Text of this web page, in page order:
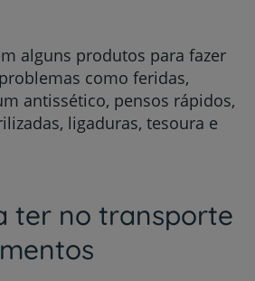
alguns produtos para fazer
como feridas,
antissético, pensos rápidos,
ligaduras, tesoura e
ter no transporte